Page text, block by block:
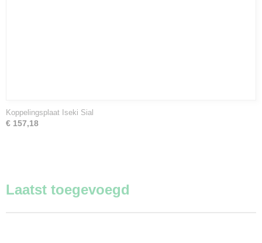
Koppelingsplaat Iseki Sial
€ 157,18
Laatst toegevoegd